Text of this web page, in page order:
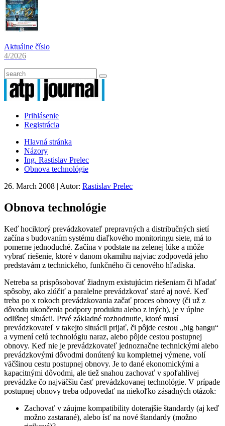
Aktuálne číslo
4/2026
Prihlásenie
Registrácia
Hlavná stránka
Názory
Ing. Rastislav Prelec
Obnova technológie
26. March 2008 | Autor: Rastislav Prelec
Obnova technológie
Keď hociktorý prevádzkovateľ prepravných a distribučných sietí
začína s budovaním systému diaľkového monitoringu siete, má to
pomerne jednoduché. Začína v podstate na zelenej lúke a môže
vybrať riešenie, ktoré v danom okamihu najviac zodpovedá jeho
predstavám z technického, funkčného či cenového hľadiska.
Netreba sa prispôsobovať žiadnym existujúcim riešeniam či hľadať
spôsoby, ako zlúčiť a paralelne prevádzkovať staré aj nové. Keď
treba po x rokoch prevádzkovania začať proces obnovy (či už z
dôvodu ukončenia podpory produktu alebo z iných), je v úplne
odlišnej situácii. Prvé základné rozhodnutie, ktoré musí
prevádzkovateľ v takejto situácii prijať, či pôjde cestou „big bangu“
a vymení celú technológiu naraz, alebo pôjde cestou postupnej
obnovy. Keď nie je prevádzkovateľ jednoznačne technickými alebo
prevádzkovými dôvodmi donútený ku kompletnej výmene, volí
väčšinou cestu postupnej obnovy. Je to dané ekonomickými a
kapacitnými dôvodmi, ale tiež snahou zachovať v spoľahlivej
prevádzke čo najväčšiu časť prevádzkovanej technológie. V prípade
postupnej obnovy treba odpovedať na niekoľko zásadných otázok:
Zachovať v záujme kompatibility doterajšie štandardy (aj keď
možno zastarané), alebo ísť na nové štandardy (možno